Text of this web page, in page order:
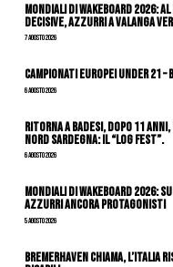
Mondiali di Wakeboard 2026:
decisive, azzurri a valanga
7 Agosto 2026
Campionati Europei Under 21
6 Agosto 2026
Ritorna a Badesi, dopo 11
nord Sardegna: il “Log Fest”.
6 Agosto 2026
Mondiali di Wakeboard 2026:
azzurri ancora protagonisti
5 Agosto 2026
Bremerhaven chiama, l’Italia